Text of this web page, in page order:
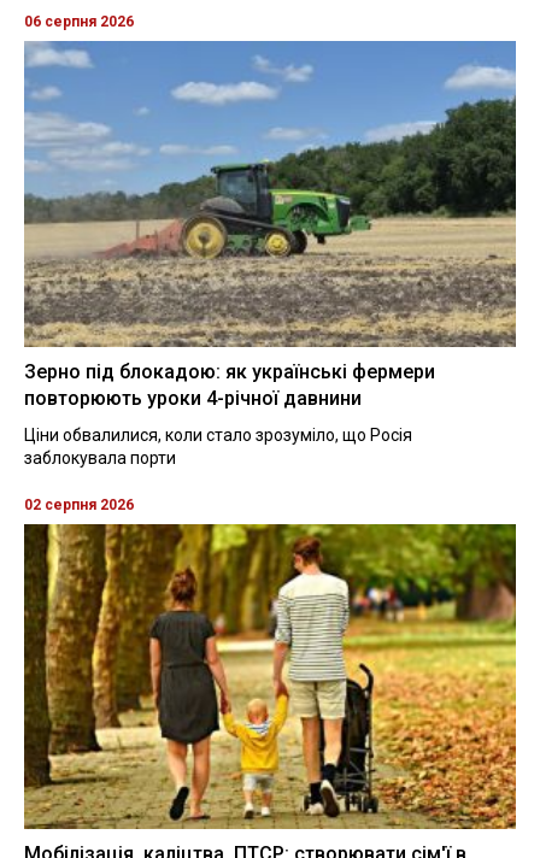
06 серпня 2026
Зерно під блокадою: як українські фермери
повторюють уроки 4-річної давнини
Ціни обвалилися, коли стало зрозуміло, що Росія
заблокувала порти
02 серпня 2026